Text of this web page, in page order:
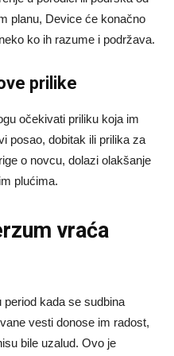
planu, Device će konačno
ko ih razume i podržava.
prilike
očekivati priliku koja im
posao, dobitak ili prilika za
o novcu, dolazi olakšanje
plućima.
vraća
kada se sudbina
vesti donose im radost,
bile uzalud. Ovo je